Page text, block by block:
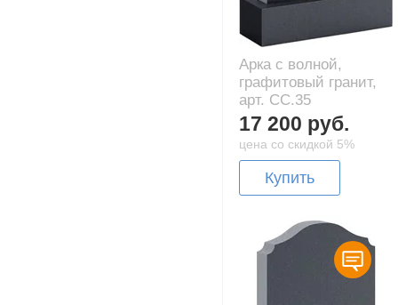
Арка с волной,
графитовый гранит,
арт. CC.35
17 200 руб.
цена со скидкой 5%
Купить